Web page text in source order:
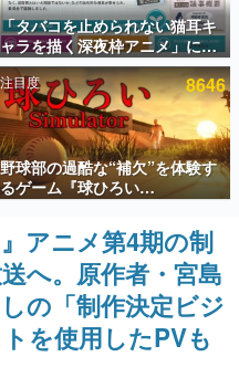
ページビュー数万以上！ などな
た、電ファミ渾身の“殿堂入り”記
の方々に製作時のエピソードをお
（ゲーム）とは何か？を探ってい
ない。『赫本』は、〈試験問題〉
「タバコを止められない猫耳キ
ャラを描く深夜枠アニメ」に視
聴者の一部から批判意見。違法
薬物の使用と思しき描写も含め
て、BPOが議論を交わす
注目度 8646
野球部の過酷な“補欠”を体験す
るゲーム『球ひろい
Simulator』が「1件」のウィッ
シュリストをもとにチェコ語に
対応しSNSで話題に。『キング
ダム・カム』開発元やチェコの
プロ野球選手から称賛の声
アニメ第4期の制
へ。原作者・宮島
の「制作決定ビジ
を使用したPVも